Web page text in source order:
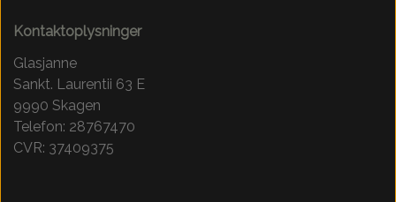
Kontaktoplysninger
Glasjanne
Sankt. Laurentii 63 E
9990 Skagen
Telefon: 28767470
CVR: 37409375